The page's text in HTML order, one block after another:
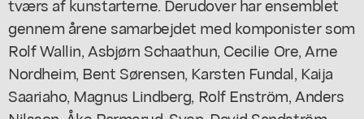
gennem årene samarbejdet med komponister som
Rolf Wallin, Asbjørn Schaathun, Cecilie Ore, Arne
Nordheim, Bent Sørensen, Karsten Fundal, Kaija
Saariaho, Magnus Lindberg, Rolf Enström, Anders